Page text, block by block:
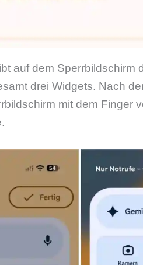
auf dem Sperrbildschirm
drei Widgets. Nach
mit dem Finger